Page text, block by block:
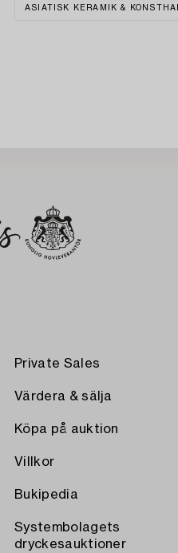
ASIATISK KERAMIK &
Private Sales
Värdera & sälja
Köpa på auktion
Villkor
Bukipedia
Systembolagets
dryckesauktioner